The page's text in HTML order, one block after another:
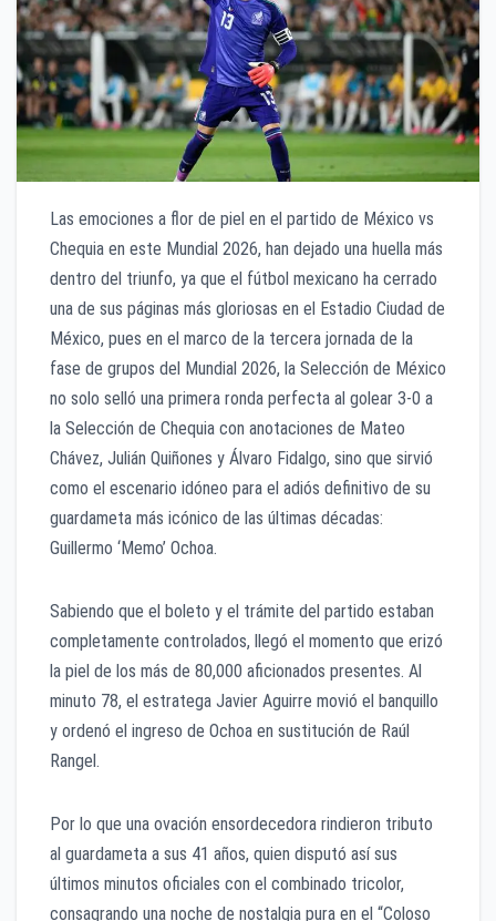
Las emociones a flor de piel en el partido de México vs
Chequia en este Mundial 2026, han dejado una huella más
dentro del triunfo, ya que el fútbol mexicano ha cerrado
una de sus páginas más gloriosas en el Estadio Ciudad de
México, pues en el marco de la tercera jornada de la
fase de grupos del Mundial 2026, la Selección de México
no solo selló una primera ronda perfecta al golear 3-0 a
la Selección de Chequia con anotaciones de Mateo
Chávez, Julián Quiñones y Álvaro Fidalgo, sino que sirvió
como el escenario idóneo para el adiós definitivo de su
guardameta más icónico de las últimas décadas:
Guillermo ‘Memo’ Ochoa.
Sabiendo que el boleto y el trámite del partido estaban
completamente controlados, llegó el momento que erizó
la piel de los más de 80,000 aficionados presentes. Al
minuto 78, el estratega Javier Aguirre movió el banquillo
y ordenó el ingreso de Ochoa en sustitución de Raúl
Rangel.
Por lo que una ovación ensordecedora rindieron tributo
al guardameta a sus 41 años, quien disputó así sus
últimos minutos oficiales con el combinado tricolor,
consagrando una noche de nostalgia pura en el “Coloso